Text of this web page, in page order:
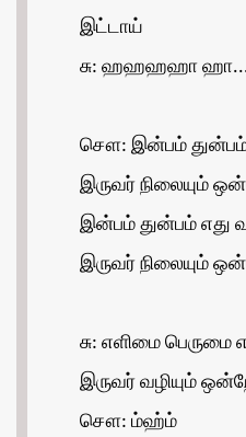
இட்டாய்
சு: ஹஹஹஹா
சௌ: இன்பம் துன்பம்
இருவர் நிலையும்
இன்பம் துன்பம் எது
இருவர் நிலையும்
சு: எளிமை பெருமை
இருவர் வழியும்
சௌ: ம்ஹ்ம்